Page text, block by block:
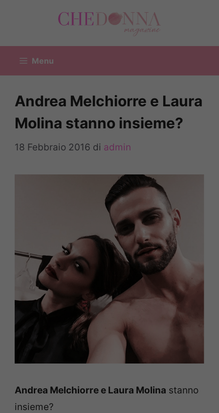
Menu
Andrea Melchiorre e Laura
Molina stanno insieme?
18 Febbraio 2016 di admin
Andrea Melchiorre e Laura Molina stanno
insieme?